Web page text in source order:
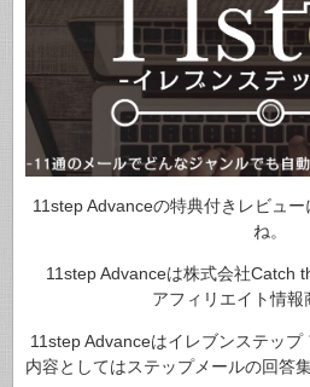
11step Advanceの特典付きレビュ
ね。
11step Advanceは株式会社Catch
アフィリエイト情報
11step Advanceはイレブンステップ
内容としてはステップメールの回答